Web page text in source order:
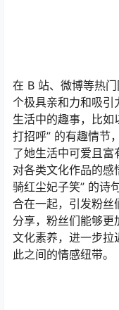
在 B 站、微博等热
个极具亲和力和吸引
生活中的趣事，比如
打招呼” 的有趣情节
了她生活中可爱且
对各类文化作品的感
骑红尘妃子笑” 的诗
合在一起，引发粉丝
分享，粉丝们能够更
文化素养，进一步拉
此之间的情感纽带。